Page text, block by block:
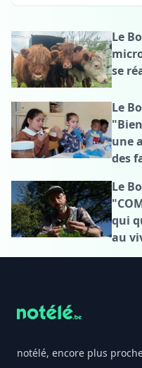
Le
se
Le
une
des
Le
qui
au
notélé, encore plus